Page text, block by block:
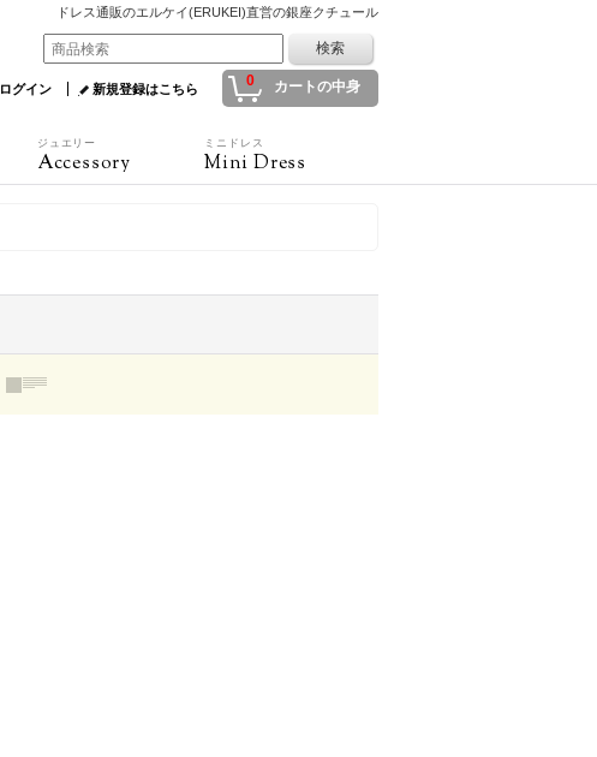
ドレス通販のエルケイ(ERUKEI)直営の銀座クチュール
0 カートの中身
ログイン 新規登録はこちら
ジュエリー
Accessory
ミニドレス
Mini Dress